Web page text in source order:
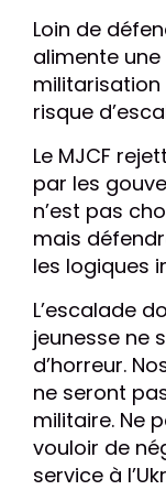
Loin de
alimente
militarisation
risque
Le MJCF
par les
n’est pas
mais
les logiques
L’escalade
jeunesse ne
d’horreur.
ne seront
militaire. Ne
vouloir de
service à